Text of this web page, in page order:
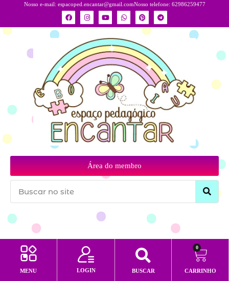
Nosso e-mail: espacoped.encantar@gmail.comNosso telefone: 62986259477
Área do membro
MENU LOGIN BUSCAR
0
CARRINHO